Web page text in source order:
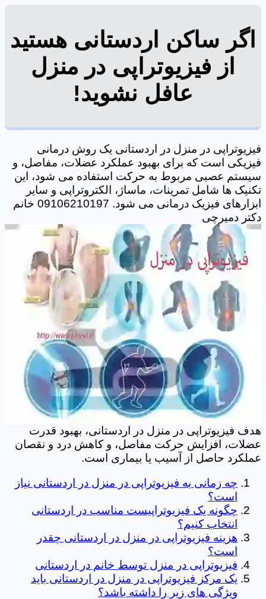
اگر ساکن اردستانی هستید
از فیزیوتراپی در منزل
عافل نشوید!
فیزیوتراپی در منزل در اردستانی یک روش درمانی
فیزیکی است که برای بهبود عملکرد عضلات، مفاصل، و
سیستم عصبی مربوط به حرکت استفاده می شود، این
تکنیک ها شامل تمرینات، ماساژ، الکتروتراپی و سایر
ابزارهای فیزیک درمانی می شود. 09106210197 خانم
دکتر دمیرچی
هدف فیزیوتراپی در منزل در اردستانی، بهبود قدرت
عضلات، افزایش حرکت مفاصل، و کاهش درد و نقصان
عملکرد حاصل از آسیب یا بیماری است.
چه زمانی به فیزیوتراپی در منزل در اردستانی نیاز
است؟
چگونه یک فیزیوتراپیست مناسب در اردستانی
انتخاب کنیم؟
هزینه فیزیوتراپی در منزل در اردستانی چقدر
است؟
فیزیوتراپی در منزل توسط خانم در اردستانی
یک مرکز فیزیوتراپی در منزل در اردستانی باید
ویژگی های زیر را داشته باشد؟